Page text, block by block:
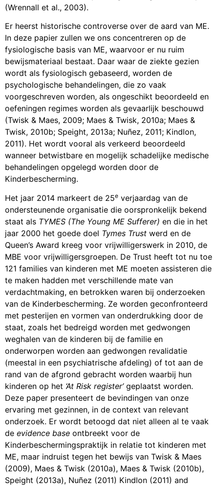
(Wrennall et al., 2003).
Er heerst historische controverse over de aard van ME.
In deze papier zullen we ons concentreren op de
fysiologische basis van ME, waarvoor er nu ruim
bewijsmateriaal bestaat. Daar waar de ziekte gezien
wordt als fysiologisch gebaseerd, worden de
psychologische behandelingen, die zo vaak
voorgeschreven worden, als ongeschikt beoordeeld en
oefeningen regimes worden als gevaarlijk beschouwd
(Twisk & Maes, 2009; Maes & Twisk, 2010a; Maes &
Twisk, 2010b; Speight, 2013a; Nuñez, 2011; Kindlon,
2011). Het wordt vooral als verkeerd beoordeeld
wanneer betwistbare en mogelijk schadelijke medische
behandelingen opgelegd worden door de
Kinderbescherming.
Het jaar 2014 markeert de 25e verjaardag van de
ondersteunende organisatie die oorspronkelijk bekend
staat als TYMES (The Young ME Sufferer) en die in het
jaar 2000 het goede doel Tymes Trust werd en de
Queen’s Award kreeg voor vrijwilligerswerk in 2010, de
MBE voor vrijwilligersgroepen. De Trust heeft tot nu toe
121 families van kinderen met ME moeten assisteren die
te maken hadden met verschillende mate van
verdachtmaking, en betrokken waren bij onderzoeken
van de Kinderbescherming. Ze worden geconfronteerd
met pesterijen en vormen van onderdrukking door de
staat, zoals het bedreigd worden met gedwongen
weghalen van de kinderen bij de familie en
onderworpen worden aan gedwongen revalidatie
(meestal in een psychiatrische afdeling) of tot aan de
rand van de afgrond gebracht worden waarbij hun
kinderen op het ‘At Risk register’geplaatst worden.
Deze paper presenteert de bevindingen van onze
ervaring met gezinnen, in de context van relevant
onderzoek. Er wordt betoogd dat niet alleen al te vaak
de evidence base ontbreekt voor de
Kinderbeschermingspraktijk in relatie tot kinderen met
ME, maar indruist tegen het bewijs van Twisk & Maes
(2009), Maes & Twisk (2010a), Maes & Twisk (2010b),
Speight (2013a), Nuñez (2011) Kindlon (2011) and